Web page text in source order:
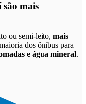
mais
ou semi-leito, mais
dos ônibus para
e água mineral.